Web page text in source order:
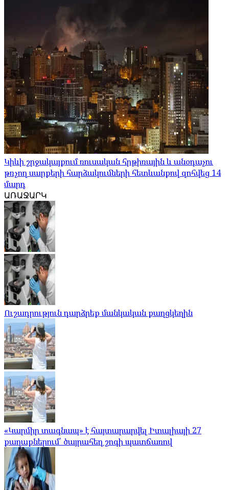
Կիևի շրջակայքում ռուսական հրթիռային և անօդաչու
թռչող սարքերի հարձակումների հետևանքով զոհվեց 14
մարդ
ԱՌԱՋԱՐԿ
Ուշադրություն դարձրեք մանկական քաղցկեղին
«Կարմիր տագնապ» է հայտարարվել Իտալիայի 27
քաղաքներում՝ ծայրահեղ շոգի պատճառով